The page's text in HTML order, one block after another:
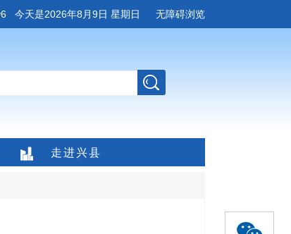
无障碍浏览
今天是2026年8月9日 星期日
走进兴县